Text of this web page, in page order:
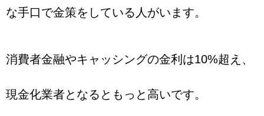
な手口で金策をしている人がいます。
消費者金融やキャッシングの金利は10%超え、
現金化業者となるともっと高いです。